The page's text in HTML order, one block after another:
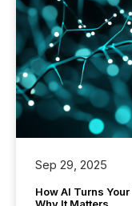
Sep 29, 2025
How AI Turns